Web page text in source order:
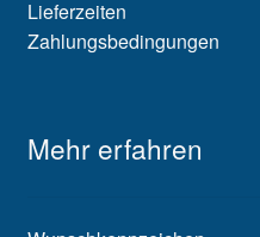
Lieferzeiten
Zahlungsbedingungen
Mehr erfahren